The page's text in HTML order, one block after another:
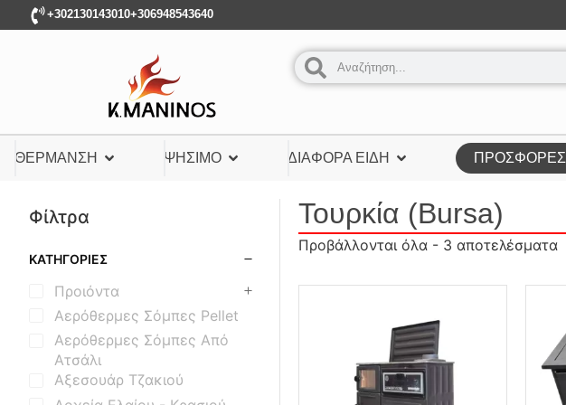
+302130143010+306948543640
ΘΈΡΜΑΝΣΗ ΨΉΣΙΜΟ ΔΙΆΦΟΡΑ ΕΊΔΗ ΠΡΟΣΦΟΡΕΣ
Φίλτρα
ΚΑΤΗΓΟΡΊΕΣ
Προιόντα
Αερόθερμες Σόμπες Pellet
Αερόθερμες Σόμπες Από
Ατσάλι
Αξεσουάρ Τζακιού
Τουρκία (Bursa)
Προβάλλονται όλα - 3 αποτελέσματα